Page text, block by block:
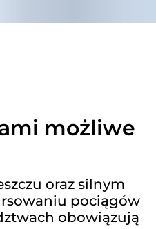
możliwe
oraz silnym
pociągów
obowiązują